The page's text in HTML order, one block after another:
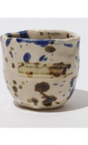
devadurga / field koya
(S)
¥2,200
SOLD OUT